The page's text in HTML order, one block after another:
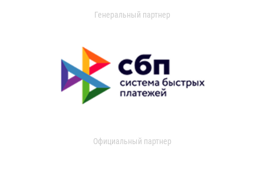
Генеральный партнер
Официальный партнер